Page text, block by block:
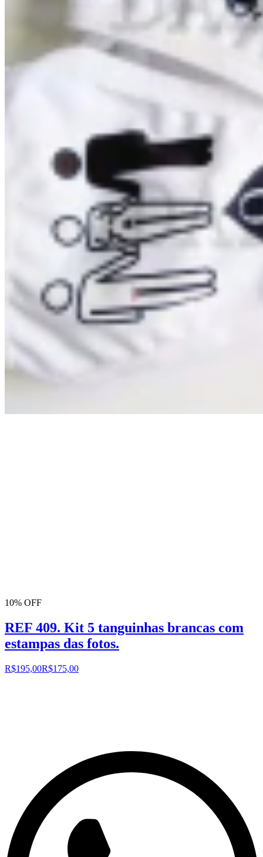
10% OFF
REF 409. Kit 5 tanguinhas brancas com
estampas das fotos.
R$195,00R$175,00